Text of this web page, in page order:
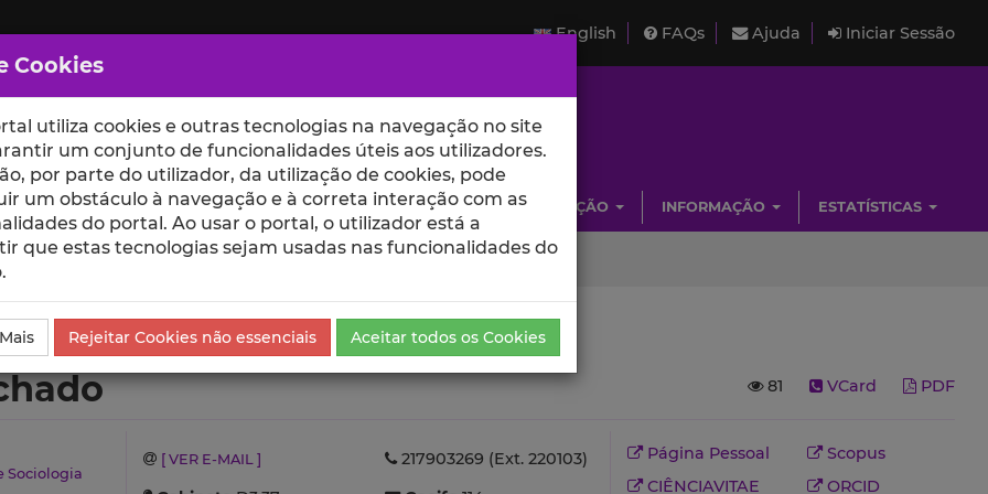
English FAQs Ajuda Iniciar Sessão
ESCOLAS UNIDADES INVESTIGAÇÃO INFORMAÇÃO ESTATÍSTICAS
Científicas e Citações
81 VCard PDF
Sociologia
[ VER E-MAIL ]
217903269 (Ext. 220103)
Página Pessoal
Scopus
CIÊNCIAVITAE
ORCID
Cookies
utiliza cookies e outras tecnologias na navegação no site
um conjunto de funcionalidades úteis aos utilizadores.
por parte do utilizador, da utilização de cookies, pode
um obstáculo à navegação e à correta interação com as
do portal. Ao usar o portal, o utilizador está a
que estas tecnologias sejam usadas nas funcionalidades do
Rejeitar Cookies não essenciais Aceitar todos os Cookies